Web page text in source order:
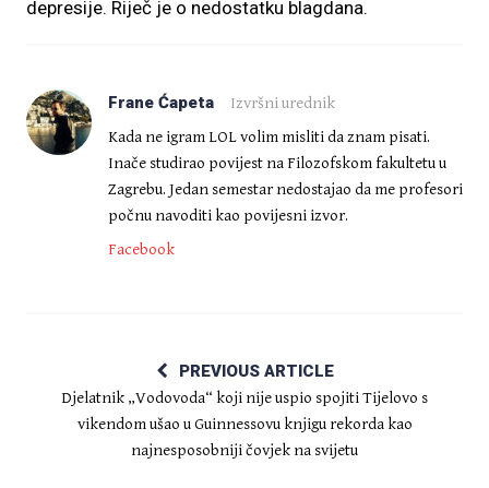
depresije. Riječ je o nedostatku blagdana.
Frane Ćapeta
Izvršni urednik
Kada ne igram LOL volim misliti da znam pisati.
Inače studirao povijest na Filozofskom fakultetu u
Zagrebu. Jedan semestar nedostajao da me profesori
počnu navoditi kao povijesni izvor.
Facebook
PREVIOUS ARTICLE
Djelatnik „Vodovoda“ koji nije uspio spojiti Tijelovo s
vikendom ušao u Guinnessovu knjigu rekorda kao
najnesposobniji čovjek na svijetu